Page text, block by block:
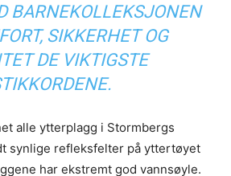
BARNEKOLLEKSJONEN
SIKKERHET OG
DE VIKTIGSTE
alle ytterplagg i Stormbergs
synlige refleksfelter på yttertøyet
har ekstremt god vannsøyle.